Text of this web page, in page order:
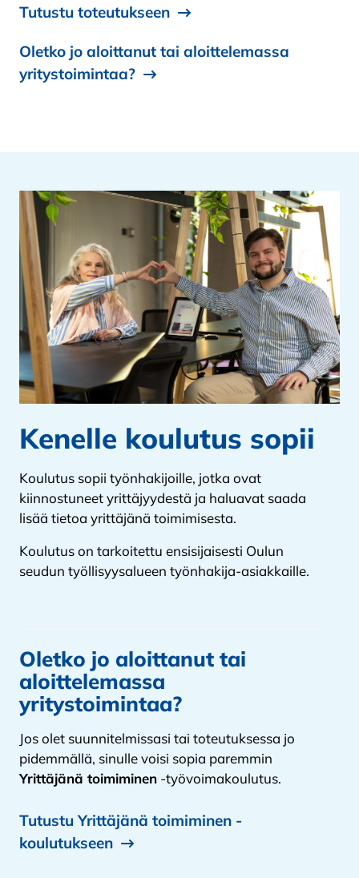
Tutustu toteutukseen
Oletko jo aloittanut tai aloittelemassa
yritystoimintaa?
Kenelle koulutus sopii
Koulutus sopii työnhakijoille, jotka ovat
kiinnostuneet yrittäjyydestä ja haluavat saada
lisää tietoa yrittäjänä toimimisesta.
Koulutus on tarkoitettu ensisijaisesti Oulun
seudun työllisyysalueen työnhakija-asiakkaille.
Oletko jo aloittanut tai
aloittelemassa
yritystoimintaa?
Jos olet suunnitelmissasi tai toteutuksessa jo
pidemmällä, sinulle voisi sopia paremmin
Yrittäjänä toimiminen -työvoimakoulutus.
Tutustu Yrittäjänä toimiminen -
koulutukseen